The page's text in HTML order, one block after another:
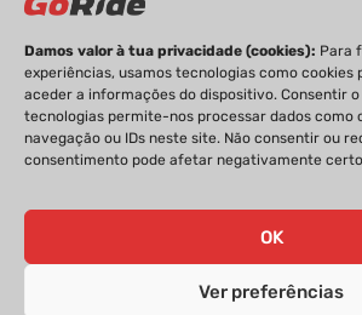
Damos valor à tua privacidade (cookies): Para
experiências, usamos tecnologias como cookies
aceder a informações do dispositivo. Consentir o
tecnologias permite-nos processar dados como
navegação ou IDs neste site. Não consentir ou
consentimento pode afetar negativamente
OK
Ver preferências
PRIVACIDADE FICHA TÉCNICA